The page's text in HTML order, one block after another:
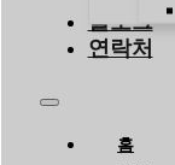
블로그
연락처
홈